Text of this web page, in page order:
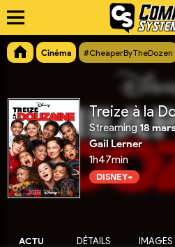
Cinéma #CheaperByTheDozen
Treize à la
Streaming18
Gail Lerner
1h47min
DISNEY+
ACTU DÉTAILS IMAGES